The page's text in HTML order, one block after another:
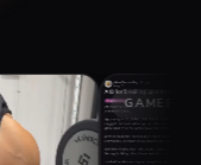
GAMEPLAY